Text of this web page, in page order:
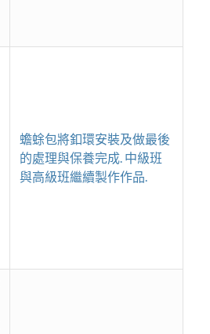
蟾蜍包將釦環安裝及做最後
的處理與保養完成. 中級班
與高級班繼續製作作品.